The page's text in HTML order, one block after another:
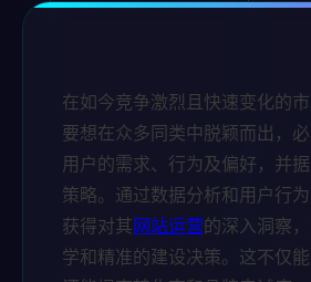
在如今竞争激烈且快速变化的
要想在众多同类中脱颖而出，
用户的需求、行为及偏好，并
策略。通过数据分析和用户行
获得对其网站运营的深入洞察
学和精准的建设决策。这不仅能